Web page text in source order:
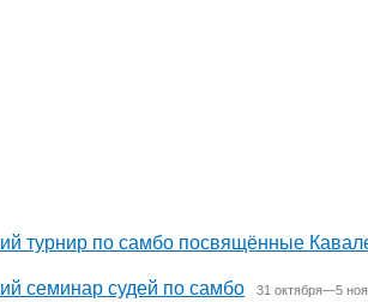
турнир по самбо посвящённые
семинар судей по самбо 31 октября—5